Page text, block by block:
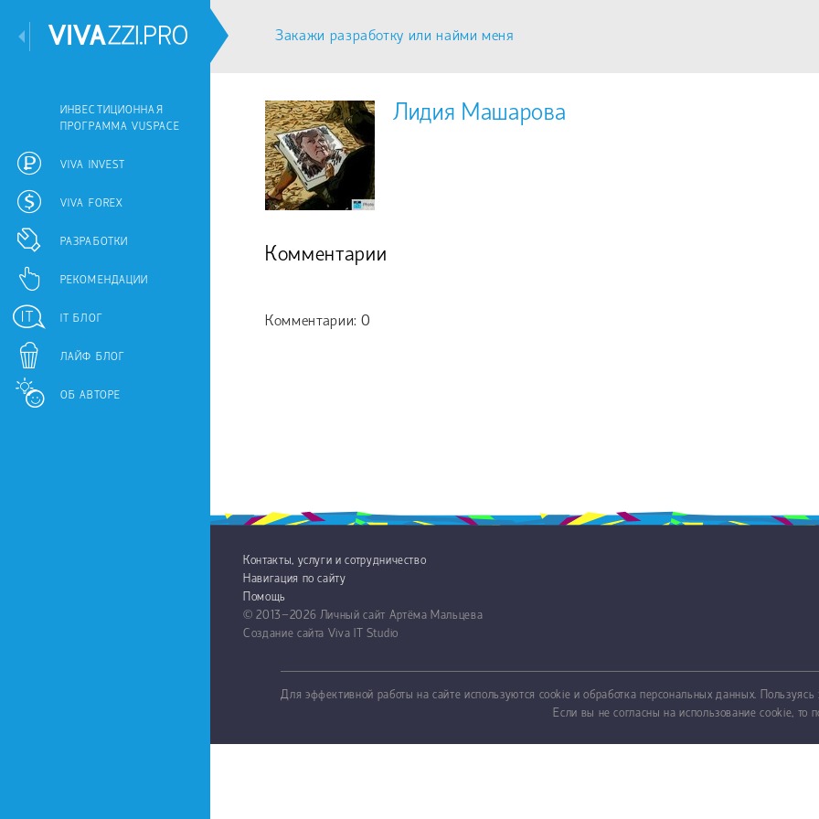
ИНВЕСТИЦИОННАЯ
ПРОГРАММА VUSPACE
VIVA INVEST
VIVA FOREX
РАЗРАБОТКИ
РЕКОМЕНДАЦИИ
IT БЛОГ
ЛАЙФ БЛОГ
ОБ АВТОРЕ
Закажи разработку или найми меня
Лидия Машарова
Комментарии
Комментарии: 0
Контакты, услуги и сотрудничество
Навигация по сайту
Помощь
© 2013−2026 Личный сайт Артёма Мальцева
Создание сайта Viva IT Studio
Для эффективной работы на сайте используются cookie и обработка персональных данных.
Если вы не согласны на использование cookie, то